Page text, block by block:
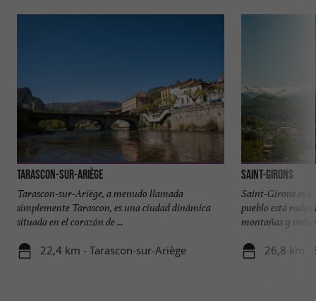
Tarascon-sur-Ariège
Tarascon-sur-Ariège, a menudo llamada
simplemente Tarascon, es una ciudad dinámica
situada en el corazón de ...
22,4 km - Tarascon-sur-Ariège
Saint-Girons
Saint-Girons es
pueblo está
montañas y
26,8 km -